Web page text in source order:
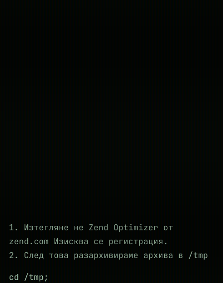
1. Изтегляне не Zend Optimizer от
zend.com Изисква се регистрация.
2. След това разархивираме архива в /tmp
cd /tmp;